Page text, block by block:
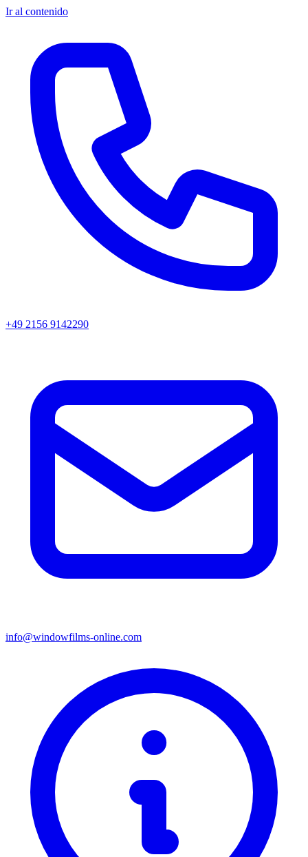
Ir al contenido
+49 2156 9142290
info@windowfilms-online.com